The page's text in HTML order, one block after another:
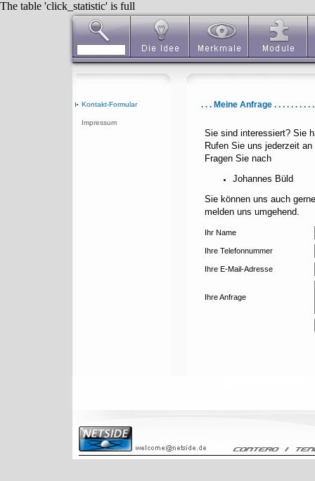
The table 'click_statistic' is full
Kontakt-Formular
Impressum
. . . Meine Anfrage . . . . . . . . . .
Sie sind interessiert? Sie
Rufen Sie uns jederzeit
Fragen Sie nach
Johannes Büld
Sie können uns auch
melden uns umgehend.
Ihr Name
Ihre Telefonnummer
Ihre E-Mail-Adresse
Ihre Anfrage